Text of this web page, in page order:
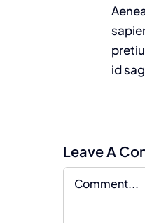
id
Leave A
Comment